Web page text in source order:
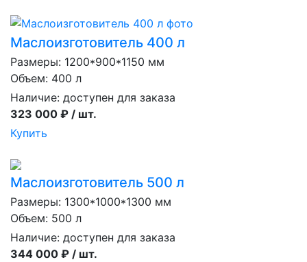
Маслоизготовитель 400 л
Размеры: 1200*900*1150 мм
Объем: 400 л
Наличие: доступен для заказа
323 000 ₽ / шт.
Купить
Маслоизготовитель 500 л
Размеры: 1300*1000*1300 мм
Объем: 500 л
Наличие: доступен для заказа
344 000 ₽ / шт.